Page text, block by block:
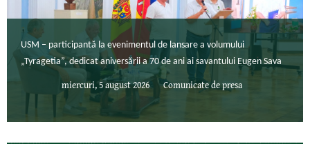
USM – participantă la evenimentul de lansare a volumului
„Tyragetia”, dedicat aniversării a 70 de ani ai savantului Eugen Sava
miercuri, 5 august 2026 Comunicate de presa